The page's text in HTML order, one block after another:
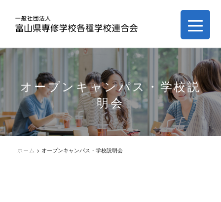
オープンキャンパス・学校説
明会
ホーム > オープンキャンパス・学校説明会